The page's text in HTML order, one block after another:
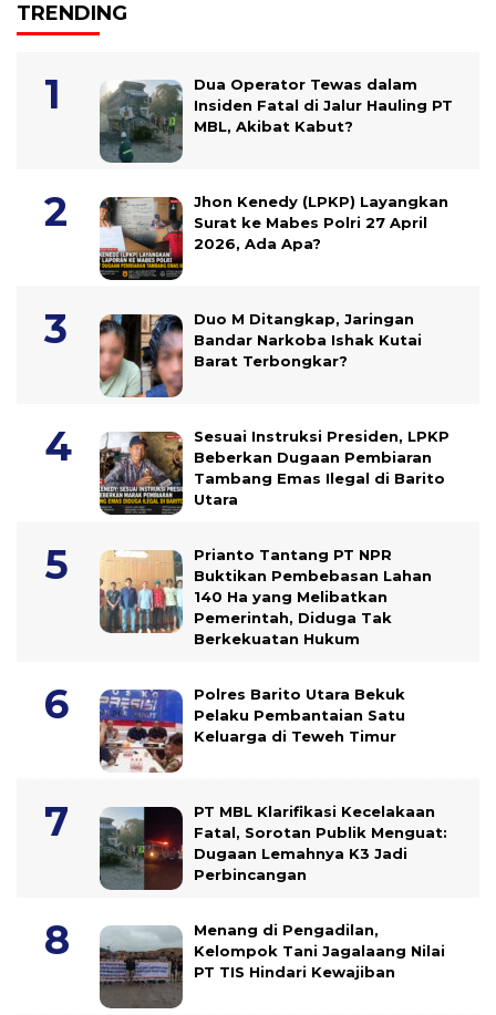
TRENDING
Dua Operator Tewas dalam
Insiden Fatal di Jalur Hauling PT
MBL, Akibat Kabut?
Jhon Kenedy (LPKP) Layangkan
Surat ke Mabes Polri 27 April
2026, Ada Apa?
Duo M Ditangkap, Jaringan
Bandar Narkoba Ishak Kutai
Barat Terbongkar?
Sesuai Instruksi Presiden, LPKP
Beberkan Dugaan Pembiaran
Tambang Emas Ilegal di Barito
Utara
Prianto Tantang PT NPR
Buktikan Pembebasan Lahan
140 Ha yang Melibatkan
Pemerintah, Diduga Tak
Berkekuatan Hukum
Polres Barito Utara Bekuk
Pelaku Pembantaian Satu
Keluarga di Teweh Timur
PT MBL Klarifikasi Kecelakaan
Fatal, Sorotan Publik Menguat:
Dugaan Lemahnya K3 Jadi
Perbincangan
Menang di Pengadilan,
Kelompok Tani Jagalaang Nilai
PT TIS Hindari Kewajiban